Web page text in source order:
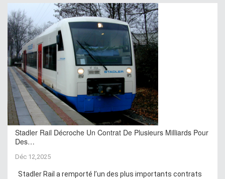
Stadler Rail Décroche Un Contrat De Plusieurs Milliards Pour
Des…
Déc 12,2025
Stadler Rail a remporté l’un des plus importants contrats